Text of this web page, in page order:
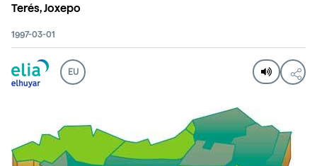
Terés, Joxepo
1997-03-01
EU